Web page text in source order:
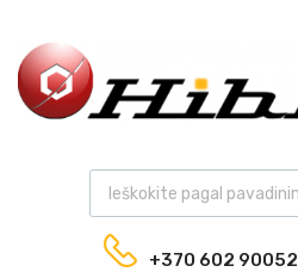
+370 602 90052